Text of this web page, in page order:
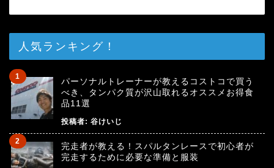
人気ランキング！
パーソナルトレーナーが教えるコストコで買う
べき、タンパク質が沢山取れるオススメお得食
品11選
投稿者: 谷けいじ
完走者が教える！スパルタンレースで初心者が
完走するために必要な準備と服装